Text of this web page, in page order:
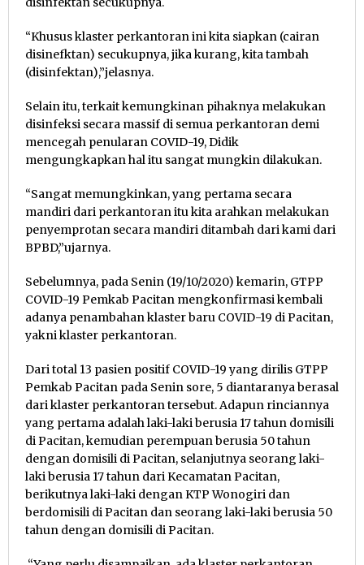
“Khusus klaster perkantoran ini kita siapkan (cairan
disinefktan) secukupnya, jika kurang, kita tambah
(disinfektan),”jelasnya.
Selain itu, terkait kemungkinan pihaknya melakukan
disinfeksi secara massif di semua perkantoran demi
mencegah penularan COVID-19, Didik
mengungkapkan hal itu sangat mungkin dilakukan.
“Sangat memungkinkan, yang pertama secara
mandiri dari perkantoran itu kita arahkan melakukan
penyemprotan secara mandiri ditambah dari kami dari
BPBD,”ujarnya.
Sebelumnya, pada Senin (19/10/2020) kemarin, GTPP
COVID-19 Pemkab Pacitan mengkonfirmasi kembali
adanya penambahan klaster baru COVID-19 di Pacitan,
yakni klaster perkantoran.
Dari total 13 pasien positif COVID-19 yang dirilis GTPP
Pemkab Pacitan pada Senin sore, 5 diantaranya berasal
dari klaster perkantoran tersebut. Adapun rinciannya
yang pertama adalah laki-laki berusia 17 tahun domisili
di Pacitan, kemudian perempuan berusia 50 tahun
dengan domisili di Pacitan, selanjutnya seorang laki-
laki berusia 17 tahun dari Kecamatan Pacitan,
berikutnya laki-laki dengan KTP Wonogiri dan
berdomisili di Pacitan dan seorang laki-laki berusia 50
tahun dengan domisili di Pacitan.